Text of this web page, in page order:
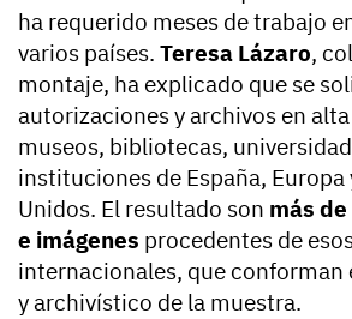
ha requerido meses de trabajo
varios países. Teresa Lázaro,
montaje, ha explicado que se
autorizaciones y archivos en
museos, bibliotecas,
instituciones de España, Europa
Unidos. El resultado son más
e imágenes procedentes de
internacionales, que conforman
y archivístico de la muestra.